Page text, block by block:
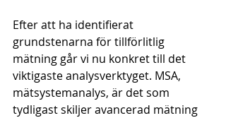
Efter att ha identifierat
grundstenarna för tillförlitlig
mätning går vi nu konkret till det
viktigaste analysverktyget. MSA,
mätsystemanalys, är det som
tydligast skiljer avancerad mätning